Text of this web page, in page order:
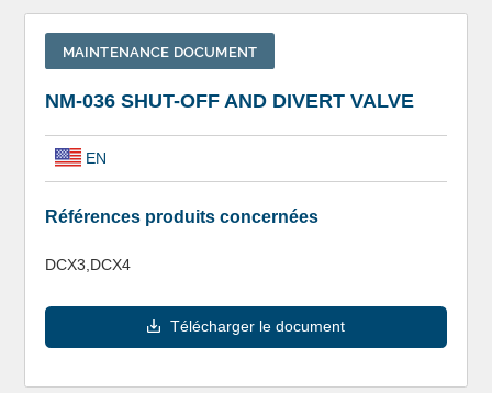
MAINTENANCE DOCUMENT
NM-036 SHUT-OFF AND DIVERT VALVE
EN
Références produits concernées
DCX3,DCX4
Télécharger le document